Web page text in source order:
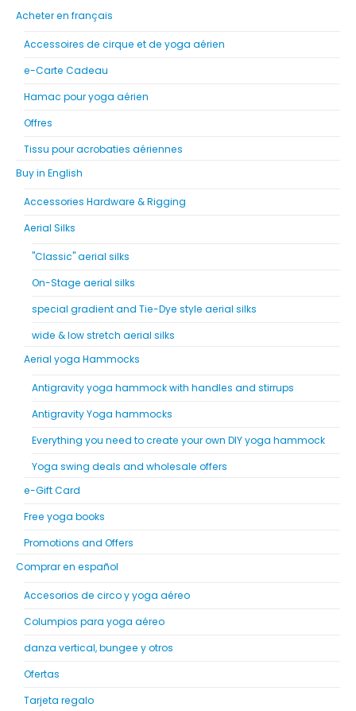
Acheter en français
Accessoires de cirque et de yoga aérien
e-Carte Cadeau
Hamac pour yoga aérien
Offres
Tissu pour acrobaties aériennes
Buy in English
Accessories Hardware & Rigging
Aerial Silks
"Classic" aerial silks
On-Stage aerial silks
special gradient and Tie-Dye style aerial silks
wide & low stretch aerial silks
Aerial yoga Hammocks
Antigravity yoga hammock with handles and stirrups
Antigravity Yoga hammocks
Everything you need to create your own DIY yoga hammock
Yoga swing deals and wholesale offers
e-Gift Card
Free yoga books
Promotions and Offers
Comprar en español
Accesorios de circo y yoga aéreo
Columpios para yoga aéreo
danza vertical, bungee y otros
Ofertas
Tarjeta regalo